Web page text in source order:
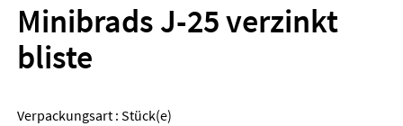
Minibrads J-25 verzinkt
bliste
Verpackungsart : Stück(e)